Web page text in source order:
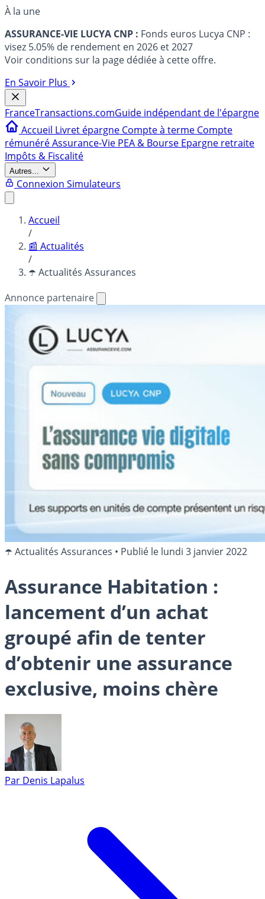
À la une
ASSURANCE-VIE LUCYA CNP : Fonds euros Lucya CNP :
visez 5.05% de rendement en 2026 et 2027
Voir conditions sur la page dédiée à cette offre.
En Savoir Plus
FranceTransactions.comGuide indépendant de l'épargne
Accueil Livret épargne Compte à terme Compte
rémunéréAssurance-Vie PEA & Bourse Epargne retraite
Impôts & Fiscalité
Autres...
Connexion Simulateurs
Accueil
/
📰 Actualités
/
☂️ Actualités Assurances
Annonce partenaire
☂️ Actualités Assurances • Publié le lundi 3 janvier 2022
Assurance Habitation :
lancement d’un achat
groupé afin de tenter
d’obtenir une assurance
exclusive, moins chère
Par Denis Lapalus